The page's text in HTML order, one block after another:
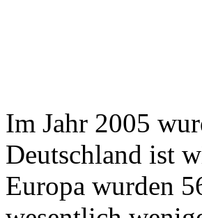
Im Jahr 2005
Deutschland ist
Europa wurden